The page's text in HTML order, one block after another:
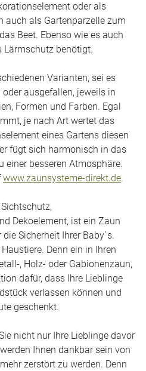
oder als
auch als Gartenparzelle zum
Beet. Ebenso wie es auch
Lärmschutz benötigt.
Varianten, sei es
ausgefallen, jeweils in
Formen und Farben. Egal
je nach Art wertet das
eines Gartens diesen
fügt sich harmonisch in das
einer besseren Atmosphäre.
www.zaunsysteme-direkt.de.
Dekoelement, ist ein Zaun
Sicherheit Ihrer Baby´s.
Denn ein in Ihren
, Holz- oder Gabionenzaun,
dafür, dass Ihre Lieblinge
verlassen können und
geschenkt.
nicht nur Ihre Lieblinge davor
Ihnen dankbar sein von
zerstört zu werden. Denn